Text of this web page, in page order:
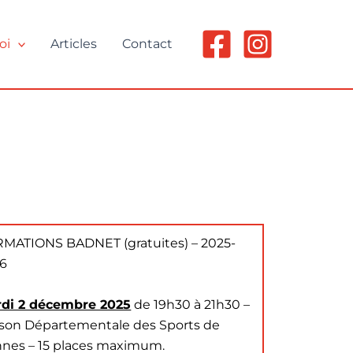
Articles Contact
BADNET (gratuites) – 2025-
2 décembre 2025 de 19h30 à 21h30 –
Départementale des Sports de
– 15 places maximum.